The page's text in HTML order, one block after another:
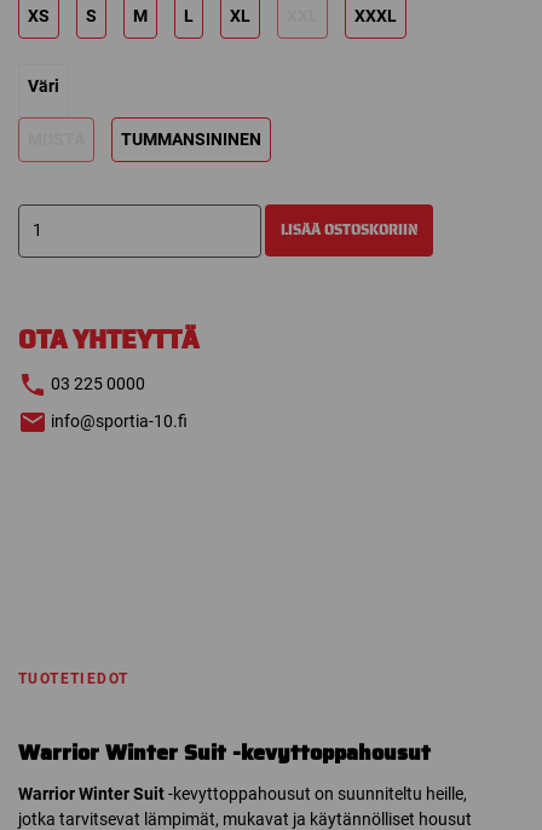
XS S M L XL XXXL
Väri
TUMMANSININEN
WARRIOR
WINTER
LISÄÄ OSTOSKORIIN
OTA YHTEYTTÄ
03 225 0000
info@sportia-10.fi
TUOTETIEDOT
Warrior Winter Suit -kevyttoppahousut
Warrior Winter Suit-kevyttoppahousut on suunniteltu heille,
jotka tarvitsevat lämpimät, mukavat ja käytännölliset housut